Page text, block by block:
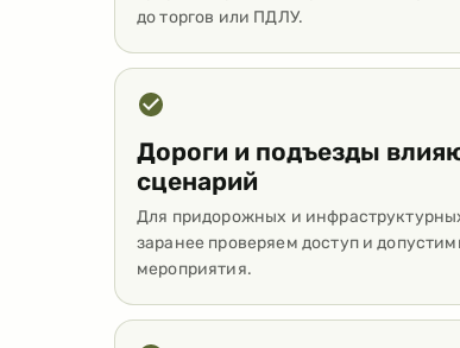
до торгов или ПДЛУ.
Дороги и подъезды
сценарий
Для придорожных и
заранее проверяем доступ и
мероприятия.